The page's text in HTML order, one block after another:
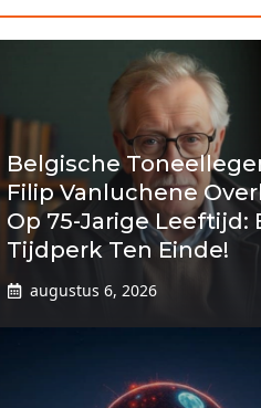
Belgische
Filip Vanluchene
Op 75-Jarige Leeftijd:
Tijdperk Ten Einde!
augustus 6, 2026